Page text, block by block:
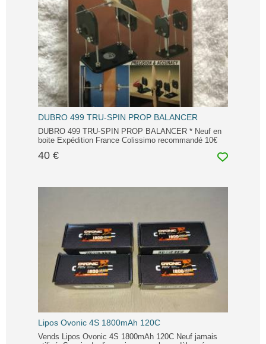
DUBRO 499 TRU-SPIN PROP BALANCER
DUBRO 499 TRU-SPIN PROP BALANCER * Neuf en
boite Expédition France Colissimo recommandé 10€
40 €
Lipos Ovonic 4S 1800mAh 120C
Vends Lipos Ovonic 4S 1800mAh 120C Neuf jamais